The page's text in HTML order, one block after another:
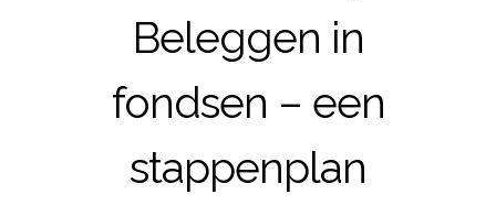
Beleggen in
fondsen – een
stappenplan